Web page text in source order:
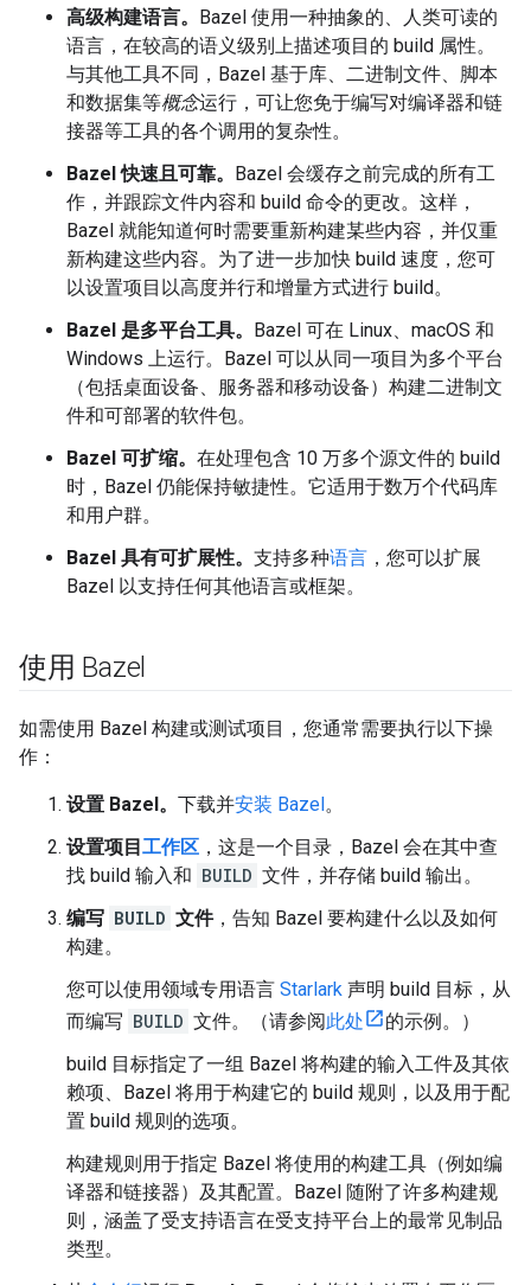
高级构建语言。 Bazel 使用一种抽象的、人类可读的
语言，在较高的语义级别上描述项目的 build 属性。
与其他工具不同，Bazel 基于库、二进制文件、脚本
和数据集等概念运行，可让您免于编写对编译器和链
接器等工具的各个调用的复杂性。
Bazel 快速且可靠。 Bazel 会缓存之前完成的所有工
作，并跟踪文件内容和 build 命令的更改。这样，
Bazel 就能知道何时需要重新构建某些内容，并仅重
新构建这些内容。为了进一步加快 build 速度，您可
以设置项目以高度并行和增量方式进行 build。
Bazel 是多平台工具。 Bazel 可在 Linux、macOS 和
Windows 上运行。Bazel 可以从同一项目为多个平台
（包括桌面设备、服务器和移动设备）构建二进制文
件和可部署的软件包。
Bazel 可扩缩。 在处理包含 10 万多个源文件的 build
时，Bazel 仍能保持敏捷性。它适用于数万个代码库
和用户群。
Bazel 具有可扩展性。 支持多种语言 ，您可以扩展
Bazel 以支持任何其他语言或框架。
使用 Bazel
如需使用 Bazel 构建或测试项目，您通常需要执行以下操
作：
设置 Bazel。 下载并安装 Bazel。
设置项目工作区 ，这是一个目录，Bazel 会在其中查
找 build 输入和 BUILD 文件，并存储 build 输出。
编写 BUILD 文件，告知 Bazel 要构建什么以及如何
构建。
您可以使用领域专用语言 Starlark 声明 build 目标，从
而编写 BUILD 文件。（请参阅此处
的示例。）
build 目标指定了一组 Bazel 将构建的输入工件及其依
赖项、Bazel 将用于构建它的 build 规则，以及用于配
置 build 规则的选项。
构建规则用于指定 Bazel 将使用的构建工具（例如编
译器和链接器）及其配置。Bazel 随附了许多构建规
则，涵盖了受支持语言在受支持平台上的最常见制品
类型。